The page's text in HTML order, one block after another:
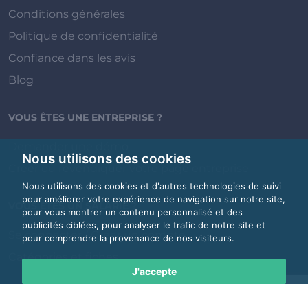
Nous utilisons des cookies
Nous utilisons des cookies et d'autres technologies de suivi
pour améliorer votre expérience de navigation sur notre site,
pour vous montrer un contenu personnalisé et des
publicités ciblées, pour analyser le trafic de notre site et
pour comprendre la provenance de nos visiteurs.
J'accepte
Conditions générales
Politique de confidentialité
Confiance dans les avis
Blog
VOUS ÊTES UNE ENTREPRISE ?
Créer ou revendiquer votre page entreprise
VOUS ÊTES UN SALARIÉ ?
Se connecter / Créer un compte
Catégories et fiches